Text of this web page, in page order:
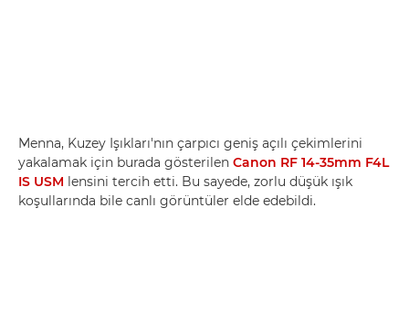
Menna, Kuzey Işıkları'nın çarpıcı geniş açılı çekimlerini
yakalamak için burada gösterilen Canon RF 14-35mm F4L
IS USM lensini tercih etti. Bu sayede, zorlu düşük ışık
koşullarında bile canlı görüntüler elde edebildi.